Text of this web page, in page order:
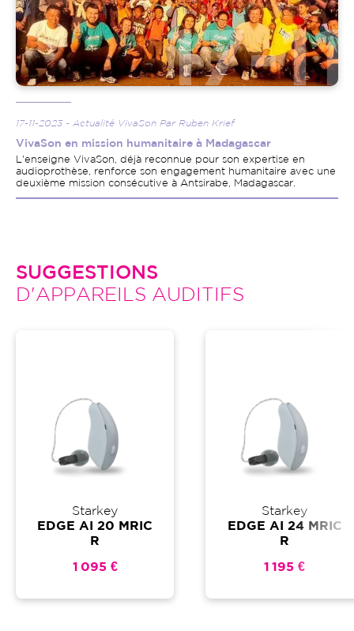
17-11-2023 - Actualité VivaSon Par Ruben Krief
VivaSon en mission humanitaire à Madagascar
L'enseigne VivaSon, déjà reconnue pour son expertise en
audioprothèse, renforce son engagement humanitaire avec une
deuxième mission consécutive à Antsirabe, Madagascar.
SUGGESTIONS
D'APPAREILS AUDITIFS
Starkey
EDGE AI 20 MRIC
R
1 095 €
Starkey
EDGE AI 24 MRIC
R
1 195 €